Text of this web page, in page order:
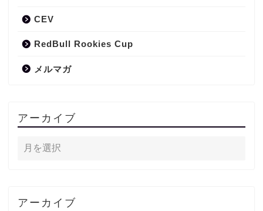
CEV
RedBull Rookies Cup
メルマガ
アーカイブ
アーカイブ